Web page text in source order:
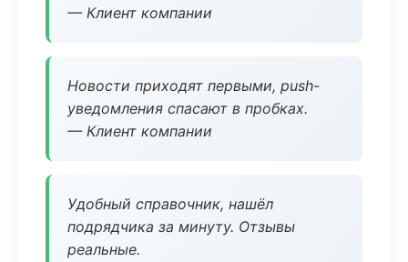
— Клиент компании
Новости приходят первыми, push-
уведомления спасают в пробках.
— Клиент компании
Удобный справочник, нашёл
подрядчика за минуту. Отзывы
реальные.